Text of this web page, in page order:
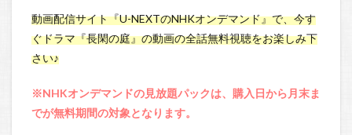
動画配信サイト『U-NEXTのNHKオンデマンド』で、今す
ぐドラマ『長閑の庭』の動画の全話無料視聴をお楽しみ下
さい♪
※NHKオンデマンドの見放題パックは、購入日から月末ま
でが無料期間の対象となります。